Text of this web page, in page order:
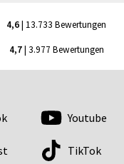
4,6| 13.733 Bewertungen
4,7| 3.977 Bewertungen
Youtube
TikTok